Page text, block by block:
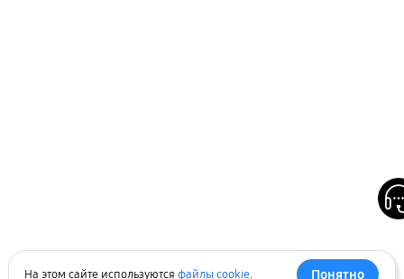
На этом сайте используются файлы cookie. Понятно